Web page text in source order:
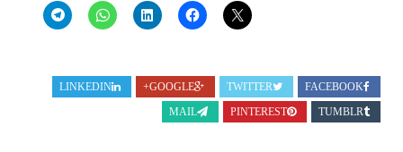
FACEBOOK
TWITTER
GOOGLE+
LINKEDIN
TUMBLR
PINTEREST
MAIL